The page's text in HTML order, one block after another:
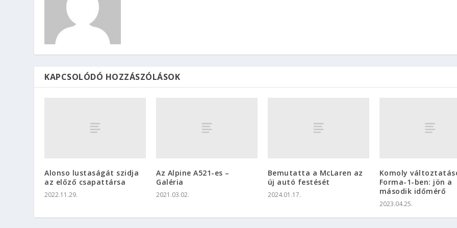
KAPCSOLÓDÓ HOZZÁSZÓLÁSOK
Alonso lustaságát szidja
az előző csapattársa
2022.11.29.
Az Alpine A521-es –
Galéria
2021.03.02.
Bemutatta a McLaren az
új autó festését
2024.01.17.
Komoly
Forma-1-ben: jön a
második időmérő
2023.04.25.